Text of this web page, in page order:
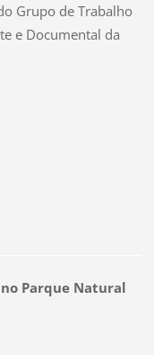
Grupo de Trabalho
e Documental da
Parque Natural